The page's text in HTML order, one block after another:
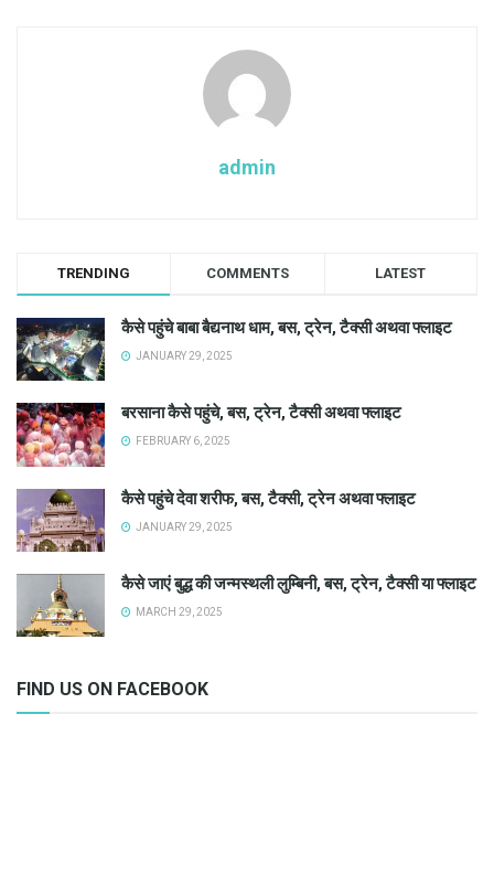
admin
TRENDING COMMENTS LATEST
कैसे पहुंचे बाबा बैद्यनाथ धाम, बस, ट्रेन, टैक्सी अथवा फ्लाइट
JANUARY 29, 2025
बरसाना कैसे पहुंचे, बस, ट्रेन, टैक्सी अथवा फ्लाइट
FEBRUARY 6, 2025
कैसे पहुंचे देवा शरीफ, बस, टैक्सी, ट्रेन अथवा फ्लाइट
JANUARY 29, 2025
कैसे जाएं बुद्ध की जन्मस्थली लुम्बिनी, बस, ट्रेन, टैक्सी या फ्लाइट
MARCH 29, 2025
FIND US ON FACEBOOK